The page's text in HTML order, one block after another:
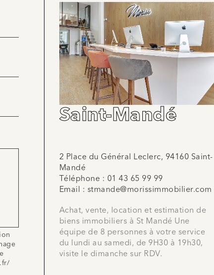
Saint-Mandé
2 Place du Général Leclerc, 94160 Saint-
Mandé
Téléphone : 01 43 65 99 99
Email : stmande@morissimmobilier.com
Achat, vente, location et estimation de
biens immobiliers à St Mandé Une
équipe de 8 personnes à votre service
du lundi au samedi, de 9H30 à 19h30,
visite le dimanche sur RDV.